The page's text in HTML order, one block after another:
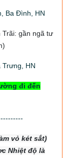
Ba Đình, HN
Trãi: gần ngã tư
Trưng, HN
đi đến
vỏ két sắt)
Nhiệt độ là